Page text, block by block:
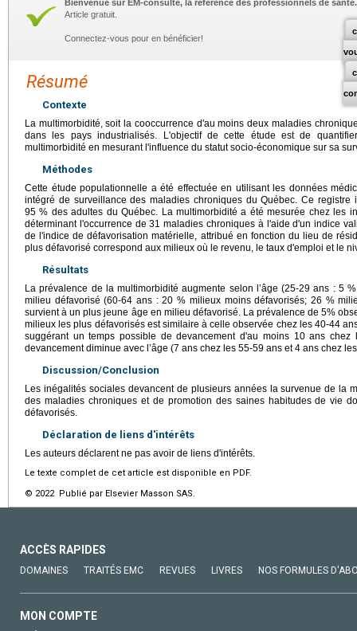
Bienvenue sur EM-consulte, la référence des professionnels de santé.
Article gratuit.
Connectez-vous pour en bénéficier!
Résumé
Contexte
La multimorbidité, soit la cooccurrence d'au moins deux maladies
dans les pays industrialisés. L'objectif de cette étude est de
multimorbidité en mesurant l'influence du statut socio-économique sur sa
Méthodes
Cette étude populationnelle a été effectuée en utilisant les données
intégré de surveillance des maladies chroniques du Québec. Ce
95 % des adultes du Québec. La multimorbidité a été mesurée chez les
déterminant l'occurrence de 31 maladies chroniques à l'aide d'un indice
de l'indice de défavorisation matérielle, attribué en fonction du lieu de
plus défavorisé correspond aux milieux où le revenu, le taux d'emploi et le
Résultats
La prévalence de la multimorbidité augmente selon l’âge (25-29 ans : 5
milieu défavorisé (60-64 ans : 20 % milieux moins défavorisés; 26 %
survient à un plus jeune âge en milieu défavorisé. La prévalence de 5%
milieux les plus défavorisés est similaire à celle observée chez les 40-44
suggérant un temps possible de devancement d'au moins 10 ans
devancement diminue avec l’âge (7 ans chez les 55-59 ans et 4 ans chez
Discussion/Conclusion
Les inégalités sociales devancent de plusieurs années la survenue de la
des maladies chroniques et de promotion des saines habitudes de vie
défavorisés.
Déclaration de liens d'intérêts
Les auteurs déclarent ne pas avoir de liens d'intérêts.
Le texte complet de cet article est disponible en PDF.
© 2022 Publié par Elsevier Masson SAS.
ACCÈS RAPIDES
DOMAINES TRAITÉS EMC REVUES LIVRES NOS FORMULES
MON COMPTE